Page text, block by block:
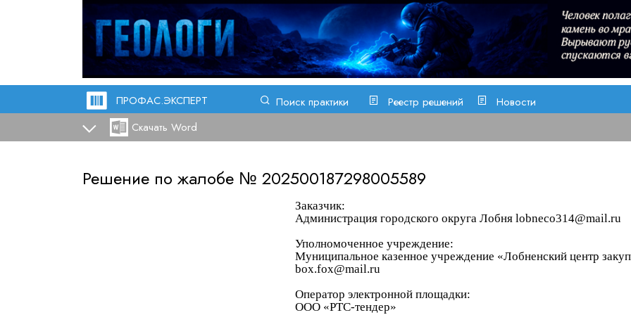
ПРОФАС.ЭКСПЕРТ Поиск практики Реестр решений
Новости
Скачать Word
Решение по жалобе № 202500187298005589
Заказчик:
Администрация городского округа Лобня lobneco314@mail.ru
Уполномоченное учреждение:
Муниципальное казенное учреждение «Лобненский центр
box.fox@mail.ru
Оператор электронной площадки:
ООО «РТС-тендер»